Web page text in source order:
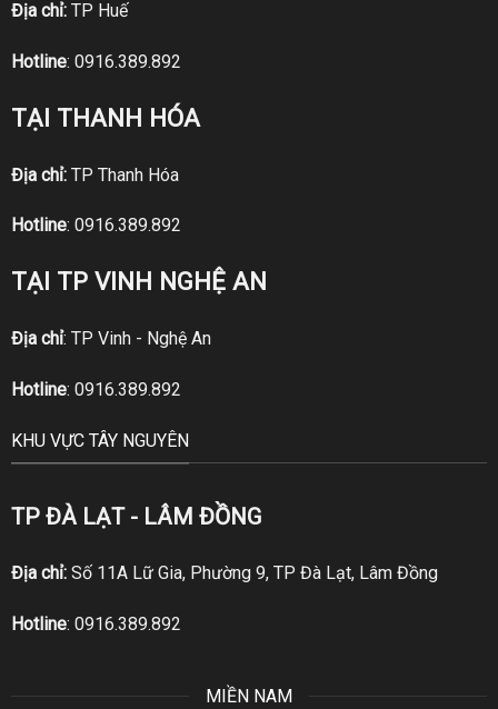
Địa chỉ:TP Huế
Hotline: 0916.389.892
TẠI THANH HÓA
Địa chỉ:TP Thanh Hóa
Hotline: 0916.389.892
TẠI TP VINH NGHỆ AN
Địa chỉ: TP Vinh - Nghệ An
Hotline: 0916.389.892
KHU VỰC TÂY NGUYÊN
TP ĐÀ LẠT - LÂM ĐỒNG
Địa chỉ:Số 11A Lữ Gia, Phường 9, TP Đà Lạt, Lâm Đồng
Hotline: 0916.389.892
MIỀN NAM